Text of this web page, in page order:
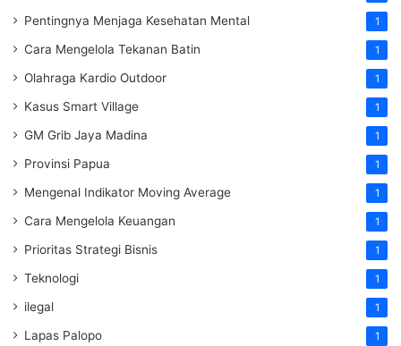
Pentingnya Menjaga Kesehatan Mental 1
Cara Mengelola Tekanan Batin 1
Olahraga Kardio Outdoor 1
Kasus Smart Village 1
GM Grib Jaya Madina 1
Provinsi Papua 1
Mengenal Indikator Moving Average 1
Cara Mengelola Keuangan 1
Prioritas Strategi Bisnis 1
Teknologi 1
ilegal 1
Lapas Palopo 1